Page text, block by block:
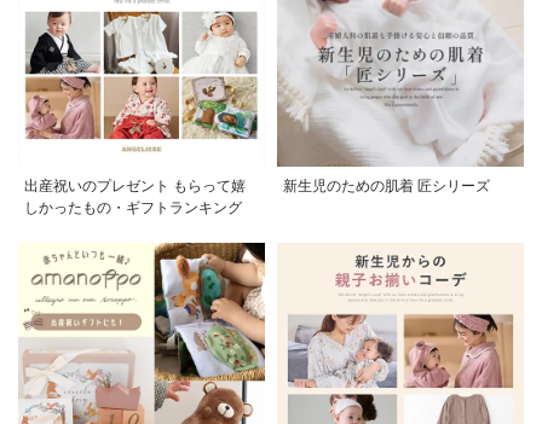
出産祝いのプレゼント もらって嬉
しかったもの・ギフトランキング
新生児のための肌着 匠シリーズ